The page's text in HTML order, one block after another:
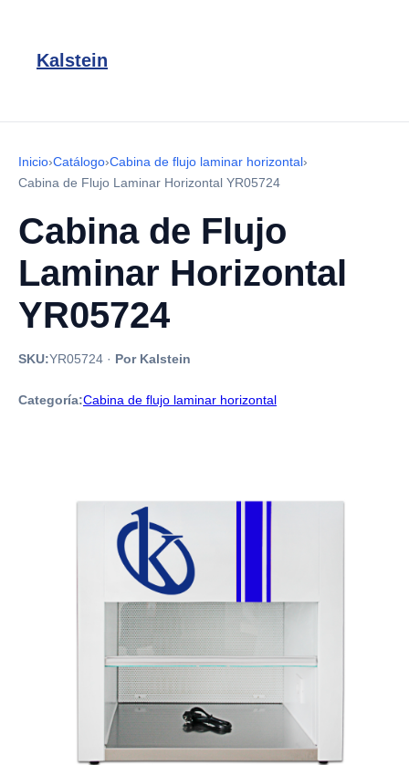
Kalstein
Inicio›Catálogo›Cabina de flujo laminar horizontal›
Cabina de Flujo Laminar Horizontal YR05724
Cabina de Flujo
Laminar Horizontal
YR05724
SKU:YR05724 · Por Kalstein
Categoría:Cabina de flujo laminar horizontal